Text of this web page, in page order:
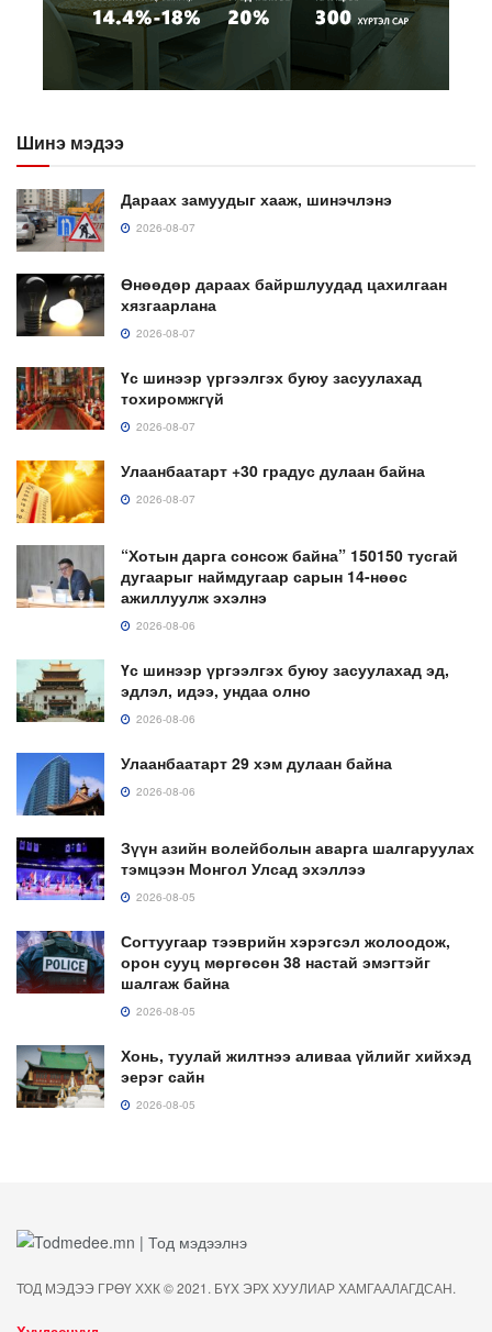
Шинэ мэдээ
Дараах замуудыг хааж, шинэчлэнэ
2026-08-07
Өнөөдөр дараах байршлуудад цахилгаан
хязгаарлана
2026-08-07
Үс шинээр үргээлгэх буюу засуулахад
тохиромжгүй
2026-08-07
Улаанбаатарт +30 градус дулаан байна
2026-08-07
“Хотын дарга сонсож байна” 150150 тусгай
дугаарыг наймдугаар сарын 14-нөөс
ажиллуулж эхэлнэ
2026-08-06
Үс шинээр үргээлгэх буюу засуулахад эд,
эдлэл, идээ, ундаа олно
2026-08-06
Улаанбаатарт 29 хэм дулаан байна
2026-08-06
Зүүн азийн волейболын аварга шалгаруулах
тэмцээн Монгол Улсад эхэллээ
2026-08-05
Согтуугаар тээврийн хэрэгсэл жолоодож,
орон сууц мөргөсөн 38 настай эмэгтэйг
шалгаж байна
2026-08-05
Хонь, туулай жилтнээ аливаа үйлийг хийхэд
эерэг сайн
2026-08-05
ТОД МЭДЭЭ ГРӨҮ ХХК © 2021. БҮХ ЭРХ ХУУЛИАР ХАМГААЛАГДСАН.